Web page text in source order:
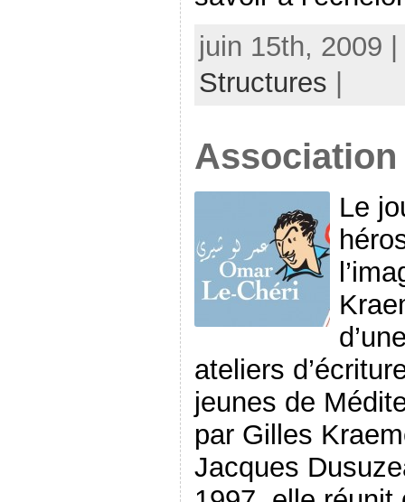
juin 15th, 2009
Structures
Le
ateliers
jeunes de
par Gilles
Jacques